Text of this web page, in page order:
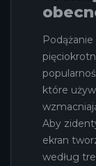
które
Aby
ekran
według